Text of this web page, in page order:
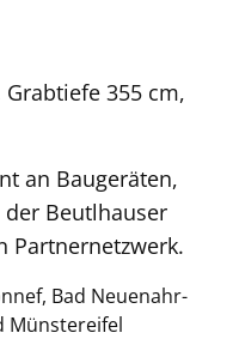
355 cm,
an Baugeräten,
Beutlhauser
Partnernetzwerk.
Bad Neuenahr-
Münstereifel